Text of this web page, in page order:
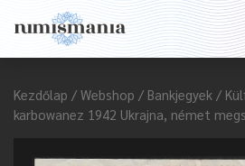
Kezdőlap / Webshop / Bankjegyek /
karbowanez 1942 Ukrajna, német